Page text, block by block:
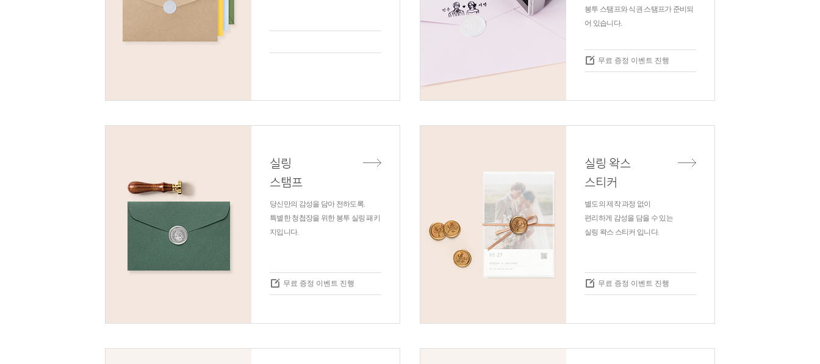
봉투 스탬프와 식권 스탬프가 준비되
어 있습니다.
무료 증정 이벤트 진행
실링
스탬프
당신만의 감성을 담아 전하도록.
특별한 청첩장을 위한 봉투 실링 패키
지입니다.
무료 증정 이벤트 진행
실링 왁스
스티커
별도의 제작 과정 없이
편리하게 감성을 담을 수 있는
실링 왁스 스티커 입니다.
무료 증정 이벤트 진행